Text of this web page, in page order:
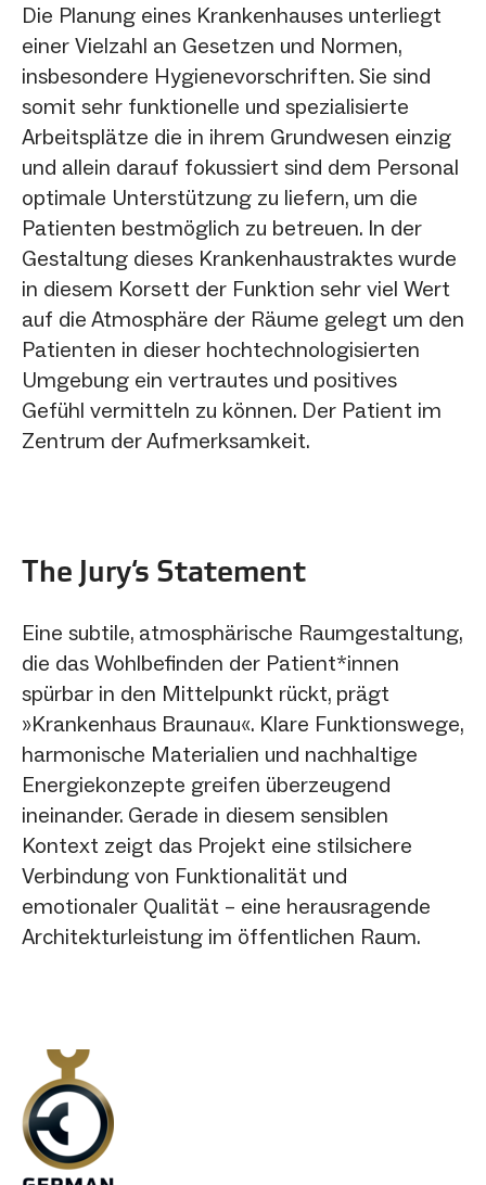
Die Planung eines Krankenhauses unterliegt
einer Vielzahl an Gesetzen und Normen,
insbesondere Hygienevorschriften. Sie sind
somit sehr funktionelle und spezialisierte
Arbeitsplätze die in ihrem Grundwesen einzig
und allein darauf fokussiert sind dem Personal
optimale Unterstützung zu liefern, um die
Patienten bestmöglich zu betreuen. In der
Gestaltung dieses Krankenhaustraktes wurde
in diesem Korsett der Funktion sehr viel Wert
auf die Atmosphäre der Räume gelegt um den
Patienten in dieser hochtechnologisierten
Umgebung ein vertrautes und positives
Gefühl vermitteln zu können. Der Patient im
Zentrum der Aufmerksamkeit.
The Jury‘s Statement
Eine subtile, atmosphärische Raumgestaltung,
die das Wohlbefinden der Patient*innen
spürbar in den Mittelpunkt rückt, prägt
»Krankenhaus Braunau«. Klare Funktionswege,
harmonische Materialien und nachhaltige
Energiekonzepte greifen überzeugend
ineinander. Gerade in diesem sensiblen
Kontext zeigt das Projekt eine stilsichere
Verbindung von Funktionalität und
emotionaler Qualität – eine herausragende
Architekturleistung im öffentlichen Raum.